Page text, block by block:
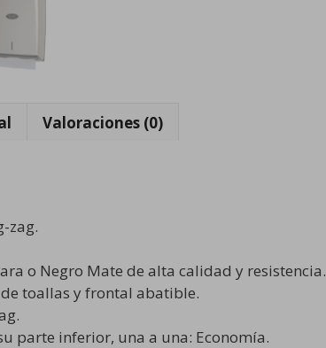
Valoraciones (0)
zag.
o Negro Mate de alta calidad y resistencia.
toallas y frontal abatible.
parte inferior, una a una: Economía.